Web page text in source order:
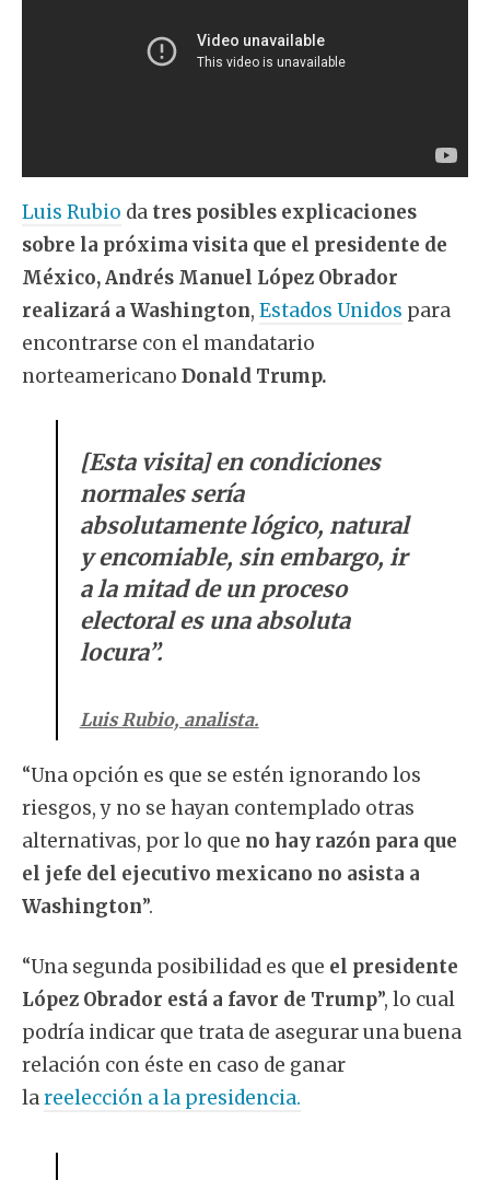
Luis Rubio da tres posibles explicaciones
sobre la próxima visita que el presidente de
México, Andrés Manuel López Obrador
realizará a Washington, Estados Unidos para
encontrarse con el mandatario
norteamericano Donald Trump.
[Esta visita] en condiciones
normales sería
absolutamente lógico, natural
y encomiable, sin embargo, ir
a la mitad de un proceso
electoral es una absoluta
locura”.
Luis Rubio, analista.
“Una opción es que se estén ignorando los
riesgos, y no se hayan contemplado otras
alternativas, por lo que no hay razón para que
el jefe del ejecutivo mexicano no asista a
Washington”.
“Una segunda posibilidad es que el presidente
López Obrador está a favor de Trump”, lo cual
podría indicar que trata de asegurar una buena
relación con éste en caso de ganar
lareelección a la presidencia.